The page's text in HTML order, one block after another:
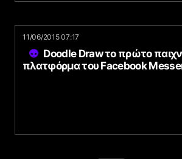
11/06/2015 07:17
Doodle Draw το πρώτο
πλατφόρμα του Facebook